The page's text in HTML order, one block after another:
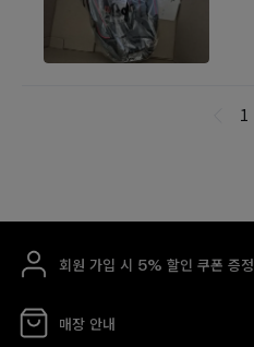
회원 가입 시 5% 할인 쿠폰 증정
매장 안내